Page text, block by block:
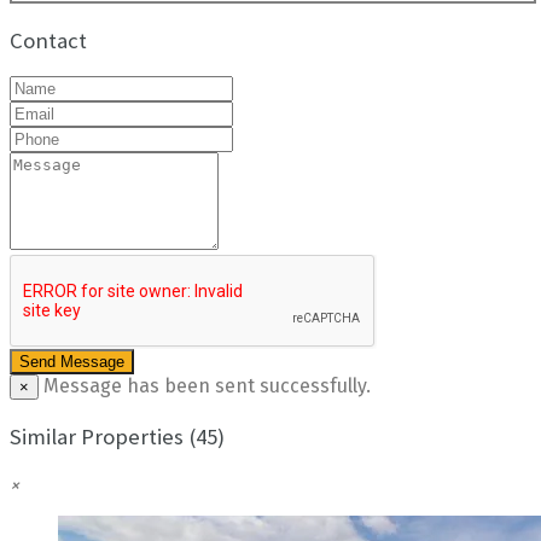
Contact
× Message has been sent successfully.
Similar Properties (45)
×